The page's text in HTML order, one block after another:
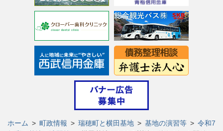
ホーム > 町政情報 > 瑞穂町と横田基地 > 基地の演習等 > 令和7